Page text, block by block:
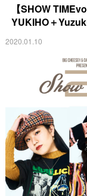
【SHOW
YUKIHO＋
2020.01.10